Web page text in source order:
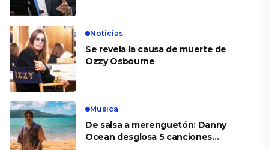
Noticias
Se revela la causa de muerte de
Ozzy Osbourne
Musica
De salsa a merenguetón: Danny
Ocean desglosa 5 canciones